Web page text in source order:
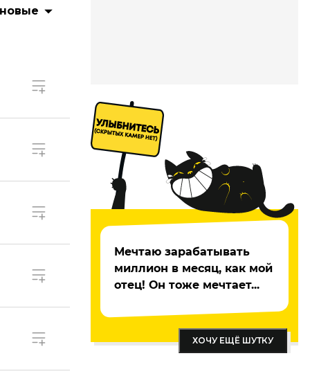
Мечтаю зарабатывать
миллион в месяц, как мой
отец! Он тоже мечтает...
ХОЧУ ЕЩЁ ШУТКУ